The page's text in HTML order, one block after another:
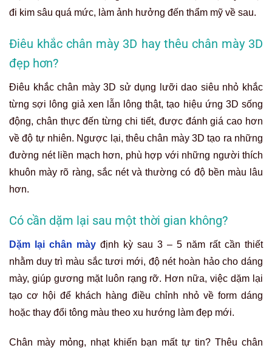
đi kim sâu quá mức, làm ảnh hưởng đến thẩm mỹ về sau.
Điêu khắc chân mày 3D hay thêu chân mày 3D
đẹp hơn?
Điêu khắc chân mày 3D sử dụng lưỡi dao siêu nhỏ khắc
từng sợi lông giả xen lẫn lông thật, tạo hiệu ứng 3D sống
động, chân thực đến từng chi tiết, được đánh giá cao hơn
về độ tự nhiên. Ngược lại, thêu chân mày 3D tạo ra những
đường nét liền mạch hơn, phù hợp với những người thích
khuôn mày rõ ràng, sắc nét và thường có độ bền màu lâu
hơn.
Có cần dặm lại sau một thời gian không?
Dặm lại chân mày định kỳ sau 3 – 5 năm rất cần thiết
nhằm duy trì màu sắc tươi mới, độ nét hoàn hảo cho dáng
mày, giúp gương mặt luôn rạng rỡ. Hơn nữa, việc dặm lại
tạo cơ hội để khách hàng điều chỉnh nhỏ về form dáng
hoặc thay đổi tông màu theo xu hướng làm đẹp mới.
Chân mày mỏng, nhạt khiến bạn mất tự tin? Thêu chân